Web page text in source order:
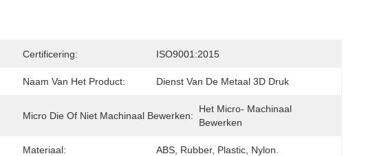
Certificering: ISO9001:2015
Naam Van Het Product: Dienst Van De Metaal 3D Druk
Micro Die Of Niet Machinaal Bewerken:
Het Micro- Machinaal
Bewerken
Materiaal: ABS, Rubber, Plastic, Nylon.